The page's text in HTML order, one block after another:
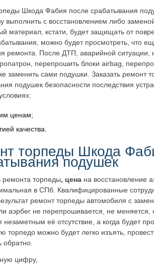
Шкода Фабия после срабатывания
выполнить с восстановлением либо
материал, кстати, будет защищать от
можно будет просмотреть, что
ремонта. После ДТП, аварийной ситуации,
перепрошить блоки airbag,
заменить сами подушки. Заказать ремонт
подушек безопасности последствия
ценам;
качества.
торпеды Шкода
подушек
ремонта торпеды, цена на восстановление
в СПб. Квалифицированные
ремонт торпеды автомобиля с
аэрбег не перепрошивается, не меняется,
незаметным её отсутствие, а когда будет
торпедо можно будет легко изъять,
обратно.
цифру,